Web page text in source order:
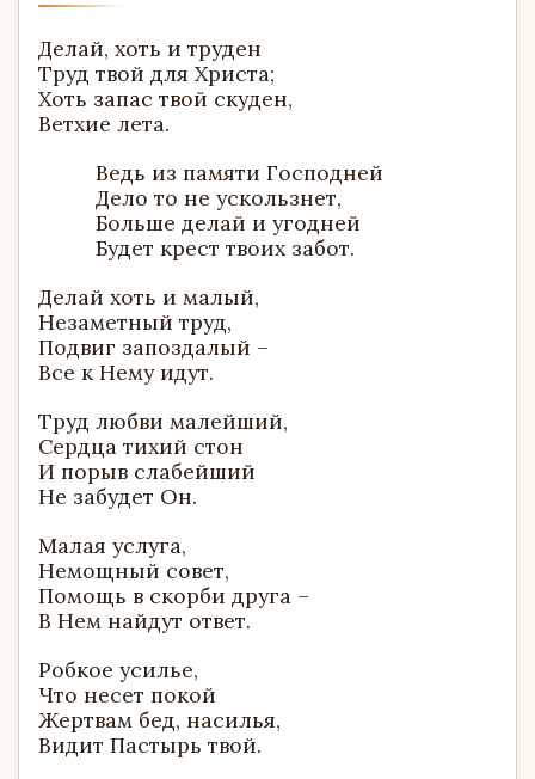
Делай, хоть и труден
Труд твой для Христа;
Хоть запас твой скуден,
Ветхие лета.
Ведь из памяти Господней
Дело то не ускользнет,
Больше делай и угодней
Будет крест твоих забот.
Делай хоть и малый,
Незаметный труд,
Подвиг запоздалый –
Все к Нему идут.
Труд любви малейший,
Сердца тихий стон
И порыв слабейший
Не забудет Он.
Малая услуга,
Немощный совет,
Помощь в скорби друга –
В Нем найдут ответ.
Робкое усилье,
Что несет покой
Жертвам бед, насилья,
Видит Пастырь твой.